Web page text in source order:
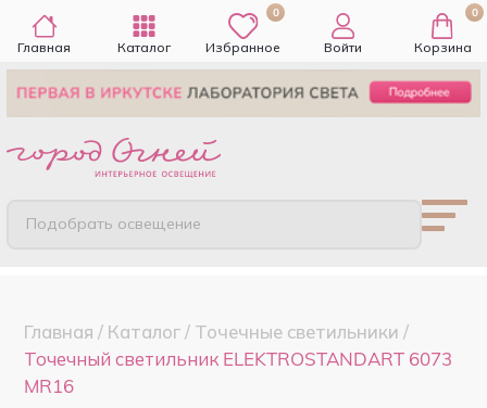
Главная Каталог
0
Избранное Войти
0
Корзина
Подобрать освещение
Главная / Каталог/ Точечные cветильники /
Точечный светильник ELEKTROSTANDART 6073
MR16